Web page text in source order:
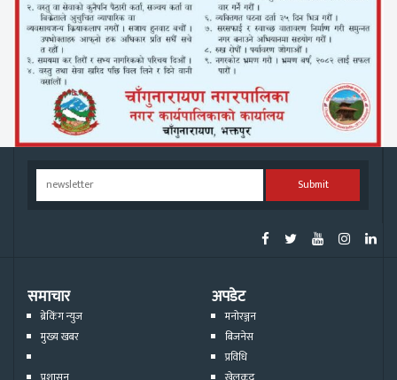
Submit
समाचार
ब्रेकिंग न्युज
मुख्य खबर
अपडेट
मनोरञ्जन
बिजनेस
प्रविधि